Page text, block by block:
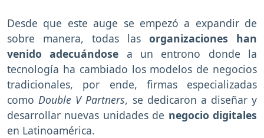
Desde que este auge se empezó a expandir de
sobre manera, todas las organizaciones han
venido adecuándose a un entrono donde la
tecnología ha cambiado los modelos de negocios
tradicionales, por ende, firmas especializadas
comoDouble V Partners, se dedicaron a diseñar y
desarrollar nuevas unidades de negocio digitales
en Latinoamérica.